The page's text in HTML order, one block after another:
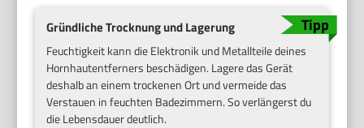
Gründliche Trocknung und Lagerung
Feuchtigkeit kann die Elektronik und Metallteile deines
Hornhautentferners beschädigen. Lagere das Gerät
deshalb an einem trockenen Ort und vermeide das
Verstauen in feuchten Badezimmern. So verlängerst du
die Lebensdauer deutlich.